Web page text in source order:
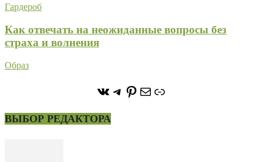
Гардероб
Как отвечать на неожиданные вопросы без
страха и волнения
Образ
https://vk.com/
https://t.me/stoneforest
https://
ПочтаСсылка
ВЫБОР РЕДАКТОРА